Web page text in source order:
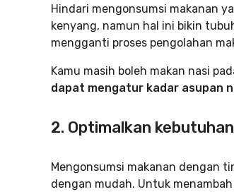
Hindari mengonsumsi makanan
kenyang, namun hal ini bikin
mengganti proses pengolahan
Kamu masih boleh makan nasi
dapat mengatur kadar asupan
2. Optimalkan
Mengonsumsi makanan dengan
dengan mudah. Untuk